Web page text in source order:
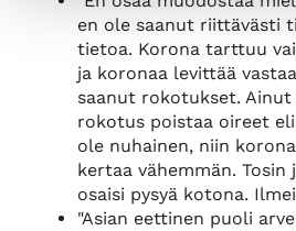
en ole saanut riittävästi
tietoa. Korona tarttuu
ja koronaa levittää
saanut rokotukset.
rokotus poistaa oireet
ole nuhainen, niin
kertaa vähemmän.
osaisi pysyä kotona.
"Asian eettinen puoli